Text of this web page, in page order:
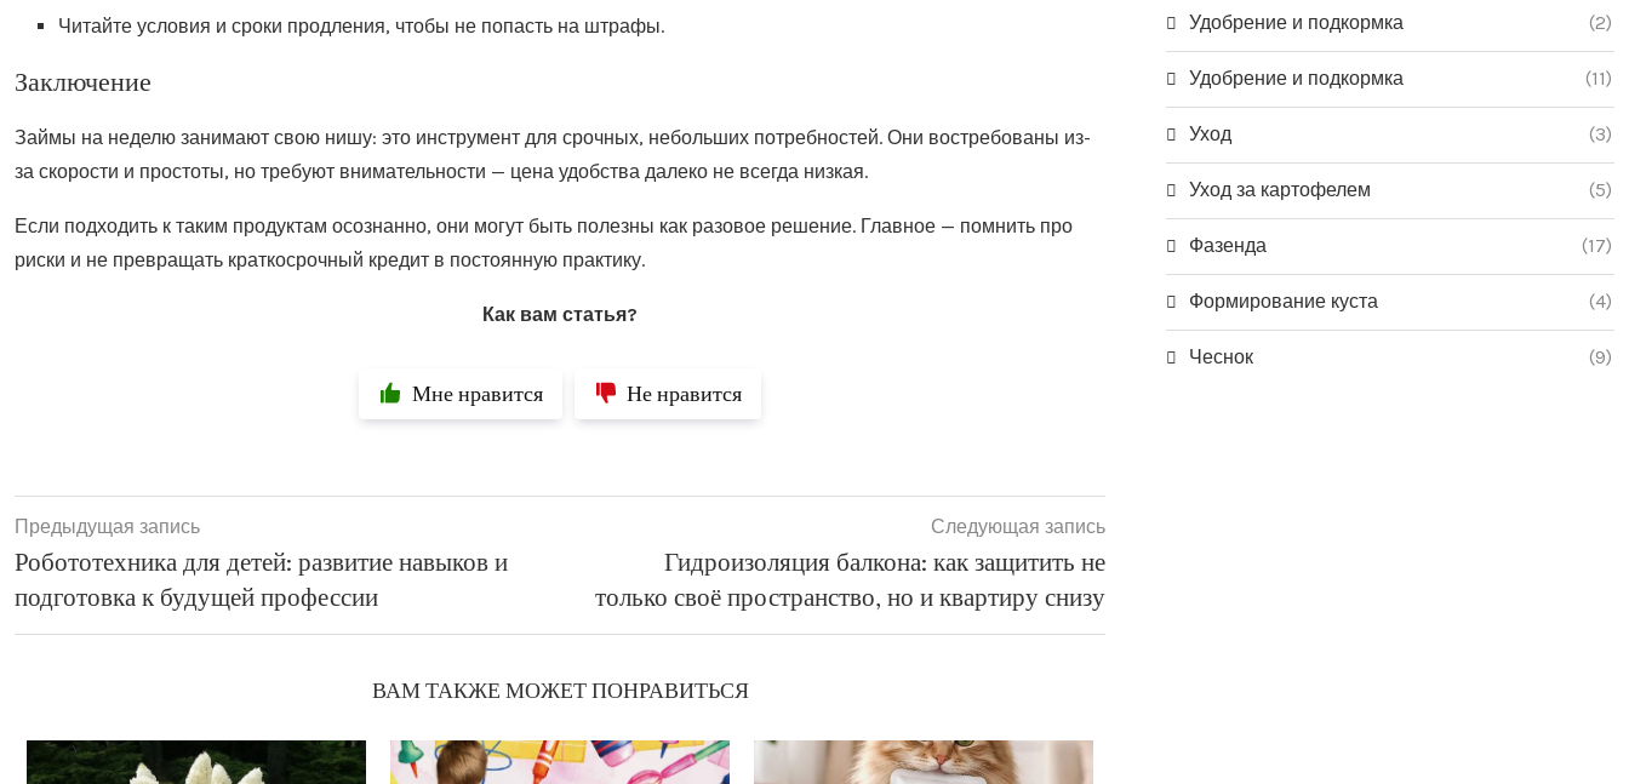
Читайте условия и сроки продления, чтобы не попасть на штрафы.
Заключение
Займы на неделю занимают свою нишу: это инструмент для срочных, небольших потребностей. Они востребованы из-
за скорости и простоты, но требуют внимательности — цена удобства далеко не всегда низкая.
Если подходить к таким продуктам осознанно, они могут быть полезны как разовое решение. Главное — помнить про
риски и не превращать краткосрочный кредит в постоянную практику.
Как вам статья?
Мне нравится Не нравится
Предыдущая запись
Робототехника для детей: развитие навыков и
подготовка к будущей профессии
Следующая запись
Гидроизоляция балкона: как защитить не
только своё пространство, но и квартиру снизу
ВАМ ТАКЖЕ МОЖЕТ ПОНРАВИТЬСЯ
Удобрение и подкормка (2)
Удобрение и подкормка (11)
Уход (3)
Уход за картофелем (5)
Фазенда (17)
Формирование куста (4)
Чеснок (9)